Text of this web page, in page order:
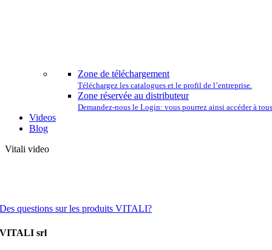
Zone de téléchargement
Téléchargez les catalogues et le profil de l’entreprise.
Zone réservée au distributeur
Demandez-nous le Login: vous pourrez ainsi accéder à
Videos
Blog
Vitali video
Des questions sur les produits VITALI?
VITALI srl